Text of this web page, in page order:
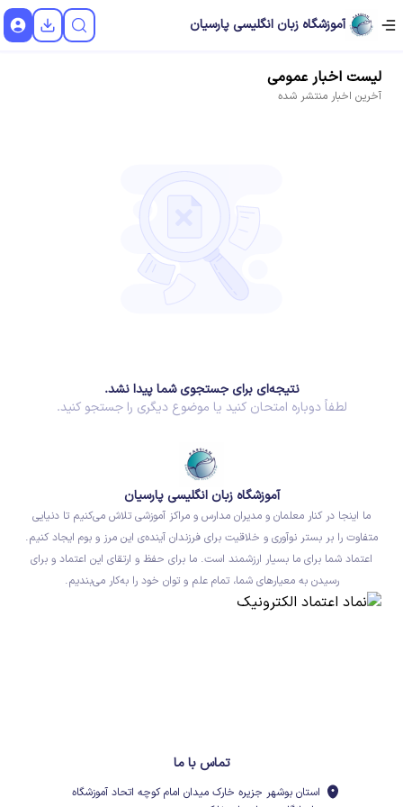
آموزشگاه زبان انگلیسی پارسیان
لیست اخبار عمومی
آخرین اخبار منتشر شده
نتیجه‌ای برای جستجوی شما پیدا نشد.
لطفاً دوباره امتحان کنید یا موضوع دیگری را جستجو کنید.
آموزشگاه زبان انگلیسی پارسیان
ما اینجا در کنار معلمان و مدیران مدارس و مراکز آموزشی تلاش می‌کنیم تا دنیایی
متفاوت را بر بستر نوآوری و خلاقیت برای فرزندان آینده‌ی این مرز و بوم ایجاد کنیم.
اعتماد شما برای ما بسیار ارزشمند است. ما برای حفظ و ارتقای این اعتماد و برای
رسیدن به معیارهای شما، تمام علم و توان خود را به‌کار می‌بندیم.
تماس با ما
استان بوشهر جزیره خارک میدان امام کوچه اتحاد آموزشگاه